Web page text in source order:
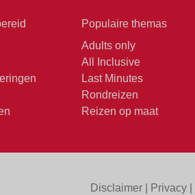
Populaire themas
Adults only
All Inclusive
Last Minutes
Rondreizen
Reizen op maat
Disclaimer| Privacy|